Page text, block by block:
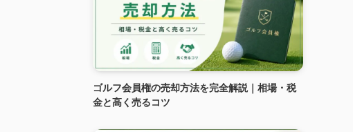
ゴルフ会員権の売却方法を完全解説｜相場・税
金と高く売るコツ